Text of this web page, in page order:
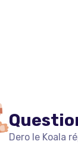
Dero le Koala